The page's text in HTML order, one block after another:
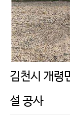
김천시 개령
설 공사